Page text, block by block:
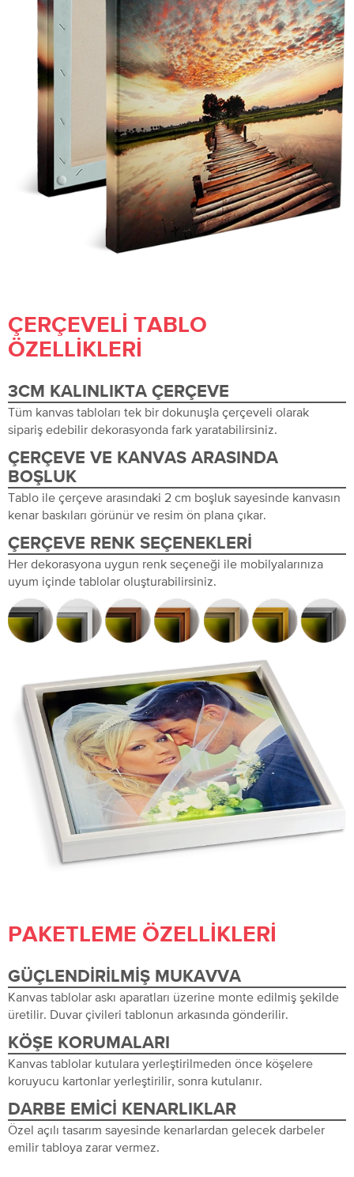
ÇERÇEVELI TABLO
ÖZELLIKLERI
3CM KALINLIKTA ÇERÇEVE
Tüm kanvas tabloları tek bir dokunuşla çerçeveli olarak
sipariş edebilir dekorasyonda fark yaratabilirsiniz.
ÇERÇEVE VE KANVAS ARASINDA
BOŞLUK
Tablo ile çerçeve arasındaki 2 cm boşluk sayesinde kanvasın
kenar baskıları görünür ve resim ön plana çıkar.
ÇERÇEVE RENK SEÇENEKLERI
Her dekorasyona uygun renk seçeneği ile mobilyalarınıza
uyum içinde tablolar oluşturabilirsiniz.
PAKETLEME ÖZELLIKLERI
GÜÇLENDIRILMIŞ MUKAVVA
Kanvas tablolar askı aparatları üzerine monte edilmiş şekilde
üretilir. Duvar çivileri tablonun arkasında gönderilir.
KÖŞE KORUMALARI
Kanvas tablolar kutulara yerleştirilmeden önce köşelere
koruyucu kartonlar yerleştirilir, sonra kutulanır.
DARBE EMICI KENARLIKLAR
Özel açılı tasarım sayesinde kenarlardan gelecek darbeler
emilir tabloya zarar vermez.